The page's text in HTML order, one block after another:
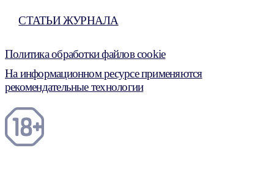
СТАТЬИ ЖУРНАЛА
Политика обработки файлов cookie
На информационном ресурсе применяются
рекомендательные технологии